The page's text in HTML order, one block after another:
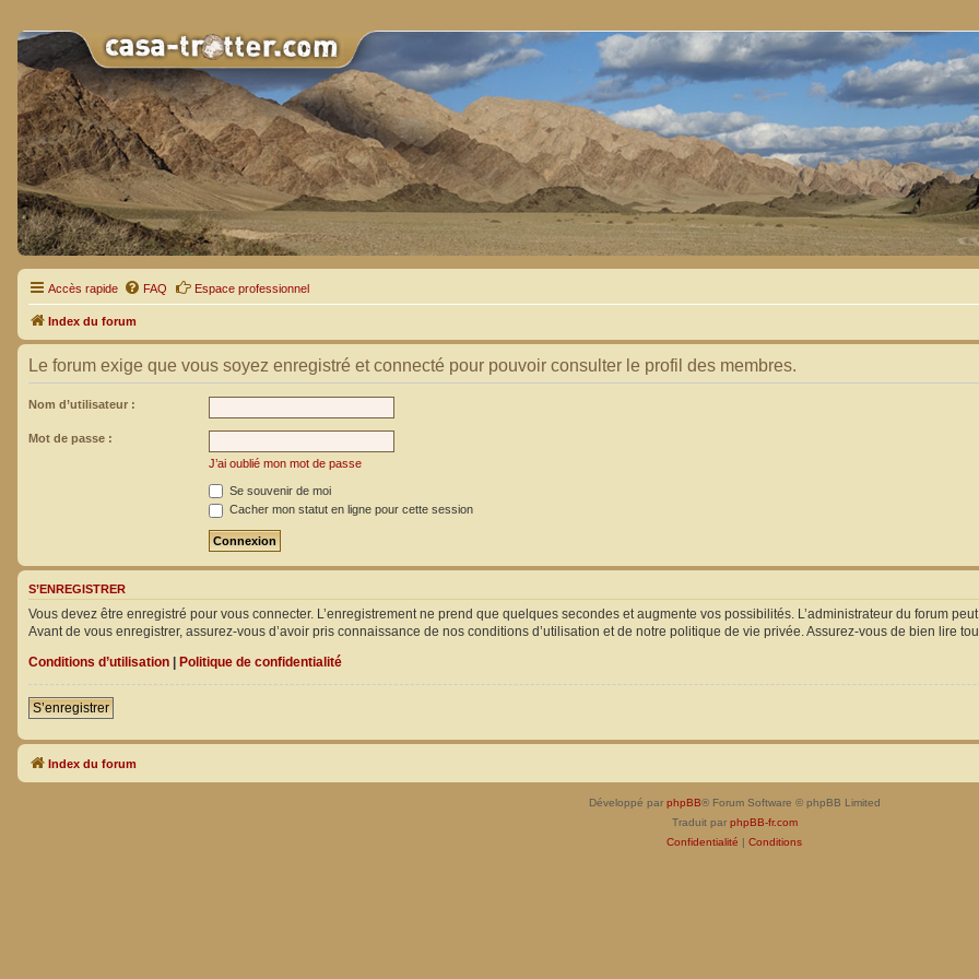
Accès rapide FAQ Espace professionnel
Index du forum
Le forum exige que vous soyez enregistré et connecté pour pouvoir consulter le profil des membres.
Nom d’utilisateur :
Mot de passe :
J’ai oublié mon mot de passe
Se souvenir de moi
Cacher mon statut en ligne pour cette session
S’ENREGISTRER
Vous devez être enregistré pour vous connecter. L’enregistrement ne prend que quelques secondes et augmente vos possibilités. L’administrateur du forum
Avant de vous enregistrer, assurez-vous d’avoir pris connaissance de nos conditions d’utilisation et de notre politique de vie privée. Assurez-vous de bien lire
Conditions d’utilisation
Politique de confidentialité
S’enregistrer
Index du forum
Développé par phpBB® Forum Software © phpBB Limited
Traduit par phpBB-fr.com
Confidentialité | Conditions